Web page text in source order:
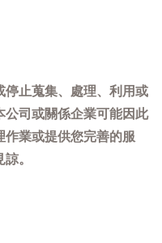
停止蒐集、處理、利用或
公司或關係企業可能因此
作業或提供您完善的服
。